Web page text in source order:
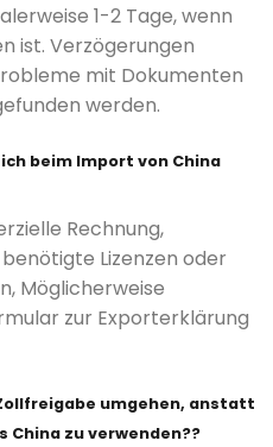
1-2 Tage, wenn
ist. Verzögerungen
mit Dokumenten
werden.
beim Import von China
Rechnung,
Lizenzen oder
Möglicherweise
zur Exporterklärung
umgehen, anstatt
China zu verwenden??